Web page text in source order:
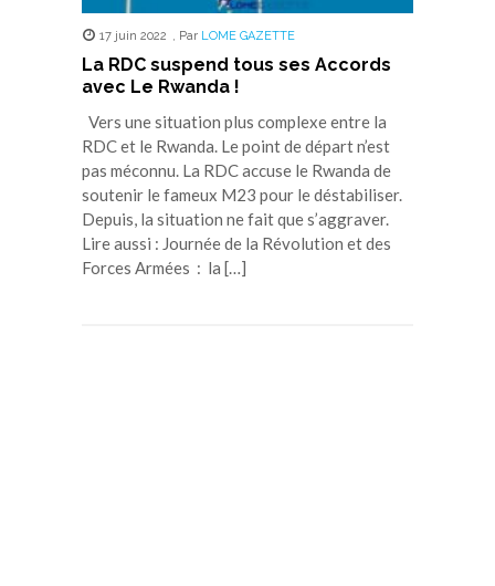
17 juin 2022 , Par LOME GAZETTE
La RDC suspend tous ses Accords
avec Le Rwanda !
Vers une situation plus complexe entre la
RDC et le Rwanda. Le point de départ n’est
pas méconnu. La RDC accuse le Rwanda de
soutenir le fameux M23 pour le déstabiliser.
Depuis, la situation ne fait que s’aggraver.
Lire aussi : Journée de la Révolution et des
Forces Armées : la […]